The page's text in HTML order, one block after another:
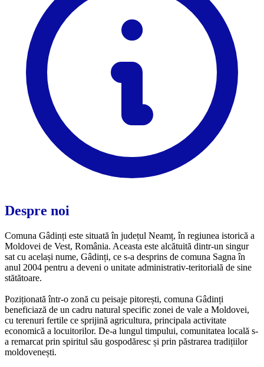
Despre noi
Comuna Gâdinți este situată în județul Neamț, în regiunea istorică a
Moldovei de Vest, România. Aceasta este alcătuită dintr-un singur
sat cu același nume, Gâdinți, ce s-a desprins de comuna Sagna în
anul 2004 pentru a deveni o unitate administrativ-teritorială de sine
stătătoare.
Poziționată într-o zonă cu peisaje pitorești, comuna Gâdinți
beneficiază de un cadru natural specific zonei de vale a Moldovei,
cu terenuri fertile ce sprijină agricultura, principala activitate
economică a locuitorilor. De-a lungul timpului, comunitatea locală s-
a remarcat prin spiritul său gospodăresc și prin păstrarea tradițiilor
moldovenești.